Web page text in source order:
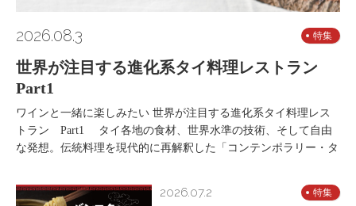
2026.08.3 特集
世界が注目する進化系タイ料理レストラン
Part1
ワインと一緒に楽しみたい 世界が注目する進化系タイ料理レス
トラン Part1 タイ各地の食材、世界水準の技術、そして自由
な発想。伝統料理を現代的に再解釈した「コンテンポラリー・タ
2026.07.2 特集